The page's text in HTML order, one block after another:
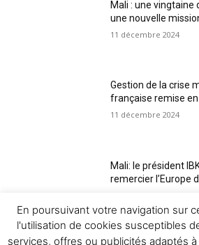
Mali : une vingtaine
une nouvelle
11 décembre 2024
Gestion de la crise
française remise
11 décembre 2024
Mali: le président
remercier l’Europe
En poursuivant votre navigation sur
l'utilisation de cookies susceptibles
services, offres ou publicités adaptés